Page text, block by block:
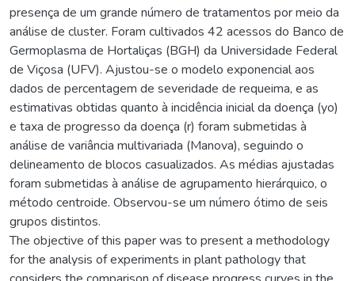
presença de um grande número de tratamentos por meio da
análise de cluster. Foram cultivados 42 acessos do Banco de
Germoplasma de Hortaliças (BGH) da Universidade Federal
de Viçosa (UFV). Ajustou-se o modelo exponencial aos
dados de percentagem de severidade de requeima, e as
estimativas obtidas quanto à incidência inicial da doença (yo)
e taxa de progresso da doença (r) foram submetidas à
análise de variância multivariada (Manova), seguindo o
delineamento de blocos casualizados. As médias ajustadas
foram submetidas à análise de agrupamento hierárquico, o
método centroide. Observou-se um número ótimo de seis
grupos distintos.
The objective of this paper was to present a methodology
for the analysis of experiments in plant pathology that